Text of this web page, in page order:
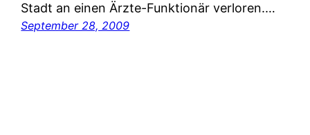
Stadt an einen Ärzte-Funktionär verloren.…
September 28, 2009